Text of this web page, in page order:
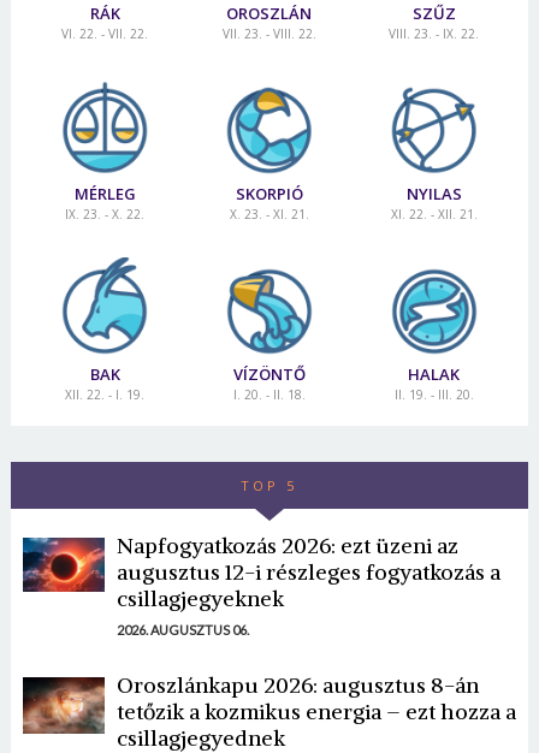
RÁK
VI. 22. - VII. 22.
OROSZLÁN
VII. 23. - VIII. 22.
SZŰZ
VIII. 23. - IX. 22.
MÉRLEG
IX. 23. - X. 22.
SKORPIÓ
X. 23. - XI. 21.
NYILAS
XI. 22. - XII. 21.
BAK
XII. 22. - I. 19.
VÍZÖNTŐ
I. 20. - II. 18.
HALAK
II. 19. - III. 20.
TOP 5
Napfogyatkozás 2026: ezt üzeni az
augusztus 12-i részleges fogyatkozás a
csillagjegyeknek
2026. AUGUSZTUS 06.
Oroszlánkapu 2026: augusztus 8-án
tetőzik a kozmikus energia – ezt hozza a
csillagjegyednek